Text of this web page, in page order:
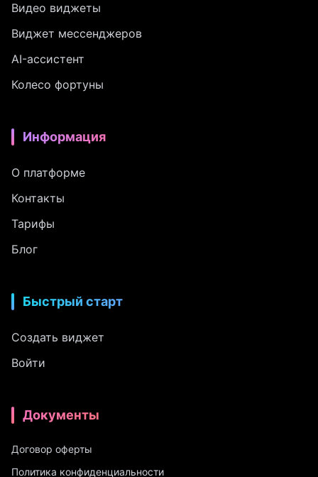
Видео виджеты
Виджет мессенджеров
AI-ассистент
Колесо фортуны
Информация
О платформе
Контакты
Тарифы
Блог
Быстрый старт
Создать виджет
Войти
Документы
Договор оферты
Политика конфиденциальности